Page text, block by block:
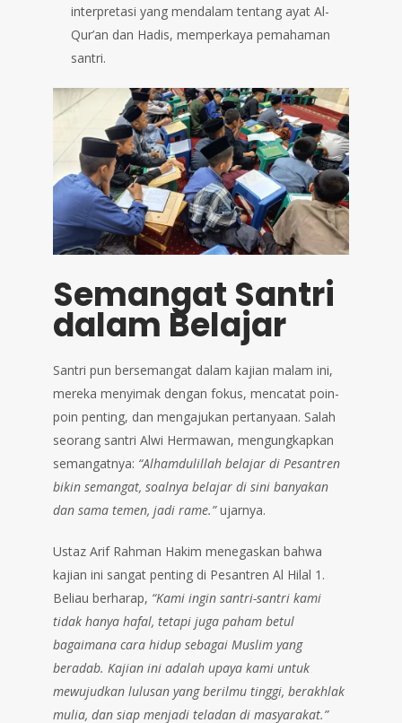
interpretasi yang mendalam tentang ayat Al-
Qur’an dan Hadis, memperkaya pemahaman
santri.
Semangat Santri
dalam Belajar
Santri pun bersemangat dalam kajian malam ini,
mereka menyimak dengan fokus, mencatat poin-
poin penting, dan mengajukan pertanyaan. Salah
seorang santri Alwi Hermawan, mengungkapkan
semangatnya: “Alhamdulillah belajar di Pesantren
bikin semangat, soalnya belajar di sini banyakan
dan sama temen, jadi rame.”ujarnya.
Ustaz Arif Rahman Hakim menegaskan bahwa
kajian ini sangat penting di Pesantren Al Hilal 1.
Beliau berharap, “Kami ingin santri-santri kami
tidak hanya hafal, tetapi juga paham betul
bagaimana cara hidup sebagai Muslim yang
beradab. Kajian ini adalah upaya kami untuk
mewujudkan lulusan yang berilmu tinggi, berakhlak
mulia, dan siap menjadi teladan di masyarakat.”